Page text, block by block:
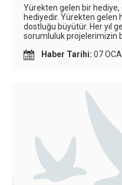
Yürekten gelen bir
hediyedir. Yürekten gelen
dostluğu büyütür. Her yıl
sorumluluk projelerimizin
Bilekli köyü Ortaokulundaki
Haber Tarihi: 07